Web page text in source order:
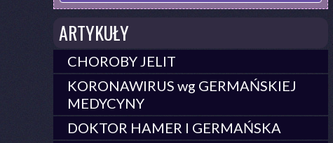
ARTYKUŁY
CHOROBY JELIT
KORONAWIRUS wg GERMAŃSKIEJ
MEDYCYNY
DOKTOR HAMER I GERMAŃSKA